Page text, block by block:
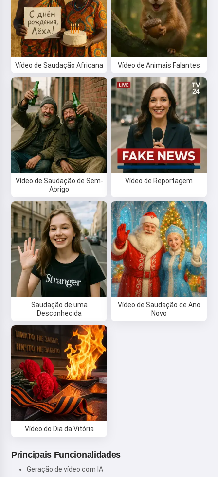
Vídeo de Saudação Africana Vídeo de Animais Falantes
Vídeo de Saudação de Sem-
Abrigo
Vídeo de Reportagem
Saudação de uma
Desconhecida
Vídeo de Saudação de Ano
Novo
Vídeo do Dia da Vitória
Principais Funcionalidades
Geração de vídeo com IA